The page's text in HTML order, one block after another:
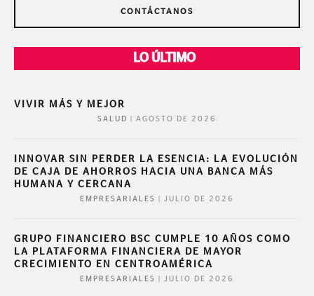
CONTÁCTANOS
LO ÚLTIMO
VIVIR MÁS Y MEJOR
SALUD AGOSTO DE 2026
INNOVAR SIN PERDER LA ESENCIA: LA EVOLUCIÓN
DE CAJA DE AHORROS HACIA UNA BANCA MÁS
HUMANA Y CERCANA
EMPRESARIALES JULIO DE 2026
GRUPO FINANCIERO BSC CUMPLE 10 AÑOS COMO
LA PLATAFORMA FINANCIERA DE MAYOR
CRECIMIENTO EN CENTROAMÉRICA
EMPRESARIALES JULIO DE 2026